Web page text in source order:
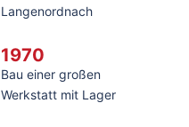
Langenordnach
1970
Bau einer großen
Werkstatt mit Lager